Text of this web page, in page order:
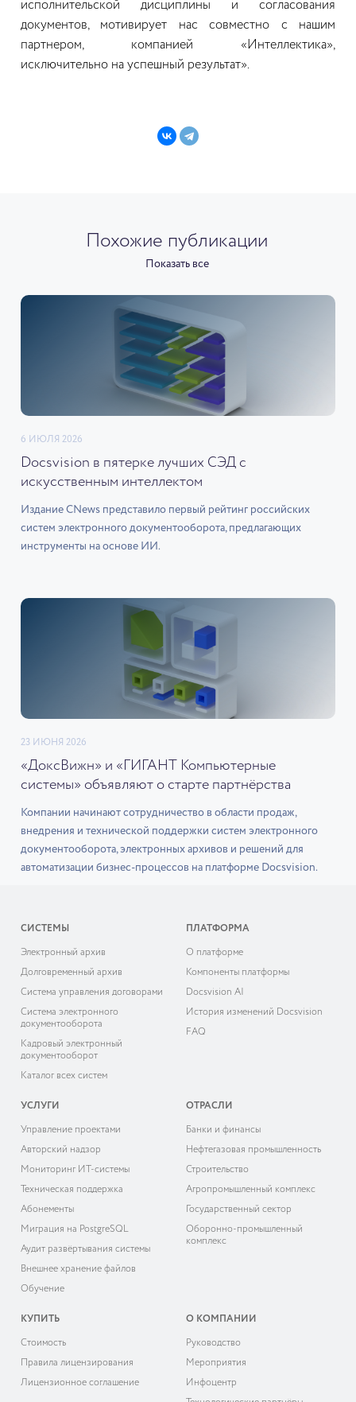
исполнительской дисциплины и согласования
документов, мотивирует нас совместно с нашим
партнером, компанией «Интеллектика»,
исключительно на успешный результат».
Похожие публикации
Показать все
6 ИЮЛЯ 2026
Docsvision в пятерке лучших СЭД с
искусственным интеллектом
Издание CNews представило первый рейтинг российских
систем электронного документооборота, предлагающих
инструменты на основе ИИ.
23 ИЮНЯ 2026
«ДоксВижн» и «ГИГАНТ Компьютерные
системы» объявляют о старте партнёрства
Компании начинают сотрудничество в области продаж,
внедрения и технической поддержки систем электронного
документооборота, электронных архивов и решений для
автоматизации бизнес-процессов на платформе Docsvision.
СИСТЕМЫ
Электронный архив
Долговременный архив
Система управления договорами
Система электронного
документооборота
Кадровый электронный
документооборот
Каталог всех систем
ПЛАТФОРМА
О платформе
Компоненты платформы
Docsvision AI
История изменений Docsvision
FAQ
УСЛУГИ
Управление проектами
Авторский надзор
Мониторинг ИТ-системы
Техническая поддержка
Абонементы
Миграция на PostgreSQL
Аудит развёртывания системы
Внешнее хранение файлов
Обучение
ОТРАСЛИ
Банки и финансы
Нефтегазовая промышленность
Строительство
Агропромышленный комплекс
Государственный сектор
Оборонно-промышленный
комплекс
КУПИТЬ
Cтоимость
Правила лицензирования
Лицензионное соглашение
О КОМПАНИИ
Руководство
Мероприятия
Инфоцентр